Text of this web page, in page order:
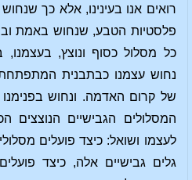
רואים אנו בעינינו, אלא כך
פלסטיות הטבע, שנחוש באמת
כל מסלול כסוף ונוצץ, בעצמנו,
נחוש עצמנו כבתבנית
של קרום האדמה. ונחוש
המסלולים הגבישיים הנוצצים
לעצמו ושואל: כיצד פועלים
גלים גבישיים אלה, כיצד